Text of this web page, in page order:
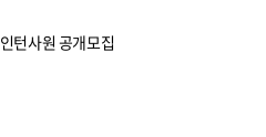
턴사원 공개모집